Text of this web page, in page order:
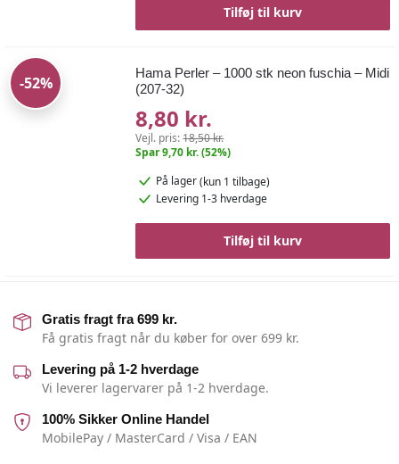
Tilføj til kurv
-52%
Hama Perler – 1000 stk neon fuschia – Midi
(207-32)
8,80 kr.
Vejl. pris:18,50 kr.
Spar 9,70 kr. (52%)
På lager(kun 1 tilbage)
Levering 1-3 hverdage
Tilføj til kurv
Gratis fragt fra 699 kr.
Få gratis fragt når du køber for over 699 kr.
Levering på 1-2 hverdage
Vi leverer lagervarer på 1-2 hverdage.
100% Sikker Online Handel
MobilePay / MasterCard / Visa / EAN